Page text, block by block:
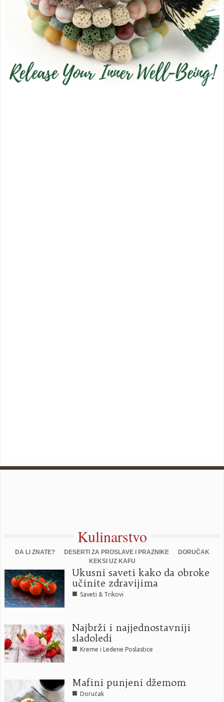
Kulinarstvo
DA LI ZNATE? DESERTI ZA PROSLAVE I PRAZNIKE
DORUČAK
KEKSI UZ KAFU
Ukusni saveti kako da obroke
učinite zdravijima
■ Saveti & Trikovi
Najbrži i najjednostavniji
sladoledi
■ Kreme i Ledene Poslastice
Mafini punjeni džemom
■ Doručak